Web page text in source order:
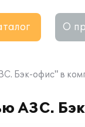
О
Бэк-офис" в
АЗС.